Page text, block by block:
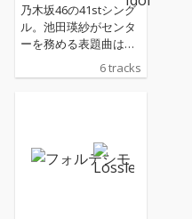
乃木坂46の41stシング
ル。池田瑛紗がセンタ
ーを務める表題曲は、
日々に追われ“全力”を
忘れた自身に問いかけ
印象的だ。アンダーメ
ンバー楽曲「愛って羨
6 tracks